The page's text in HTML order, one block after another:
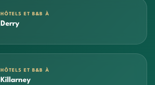
HÔTELS ET B&B À
Derry
HÔTELS ET B&B À
Killarney